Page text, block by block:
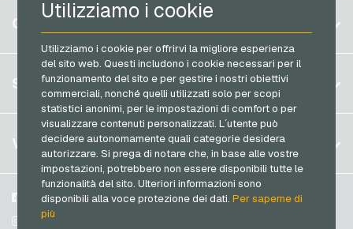
Utilizziamo i cookie
Utilizziamo i cookie per offrirvi la migliore esperienza
del sito web. Questi includono i cookie necessari per il
funzionamento del sito e per gestire i nostri obiettivi
commerciali, nonché quelli utilizzati solo per scopi
statistici anonimi, per le impostazioni di comfort o per
visualizzare contenuti personalizzati. L´utente può
decidere autonomamente quali categorie desidera
autorizzare. Si prega di notare che, in base alle vostre
impostazioni, potrebbero non essere disponibili tutte le
funzionalità del sito. Ulteriori informazioni sono
disponibili alla voce protezione dei dati.Per saperne di
più
Saturn Buoni regalo
Shell Buoni regalo
Spotify Premium Buoni regalo
Thalia Buoni regalo
TikTok Buoni regalo
toom Buoni regalo
Wolt Buoni regalo
World of Sweets Buoni regalo
Wunschgutschein Buoni regalo
Razer Gold Carte di pagamento
Transcash Carte di pagamento
Belgio
Germania (DE)
Germania (EN)
Francia
Italia
Paesi Bassi
Austria
Portogallo
CONTO
Registrati
Accedi
Il mio carrello
SERVIZIO
FAQ
Metodi di pagamento
Termini & Condizioni&Diritto di recesso
Protezione dei dati
VGO-SHOP
Su di noi
Partner
Facebook
Instagram